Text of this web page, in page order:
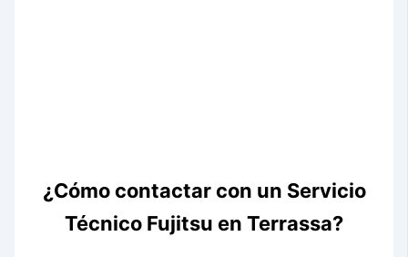
¿Cómo contactar con un Servicio
Técnico Fujitsu en Terrassa?